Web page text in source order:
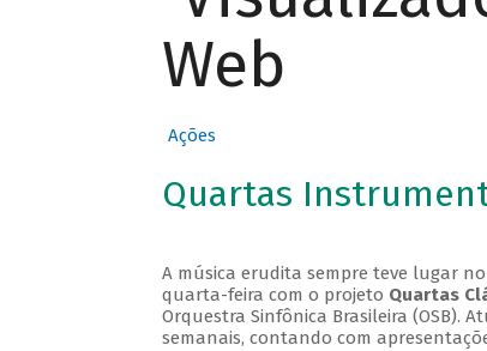
Web
Ações
Quartas
A música erudita sempre teve lugar
quarta-feira com o projeto Quartas
Orquestra Sinfônica Brasileira (OSB).
semanais, contando com